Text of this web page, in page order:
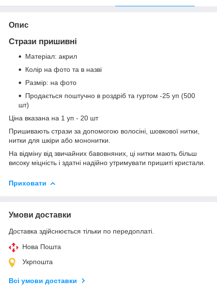
Опис
Стрази пришивні
Матеріал: акрил
Колір на фото та в назві
Размір: на фото
Продається поштучно в роздріб та гуртом -25 уп (500
шт)
Ціна вказана на 1 уп - 20 шт
Пришивають стрази за допомогою волосіні, шовкової нитки,
нитки для шкіри або мононитки.
На відміну від звичайних бавовняних, ці нитки мають більш
високу міцність і здатні надійно утримувати пришиті кристали.
Приховати
Умови доставки
Доставка здійснюється тільки по передоплаті.
Нова Пошта
Укрпошта
Всі умови доставки